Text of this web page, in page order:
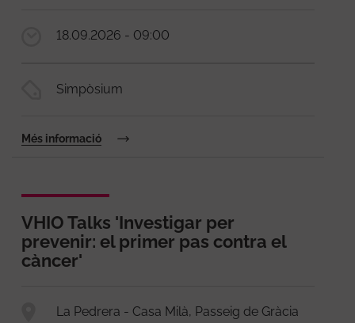
18.09.2026 - 09:00
Simpòsium
Més informació
VHIO Talks 'Investigar per
prevenir: el primer pas contra el
càncer'
La Pedrera - Casa Milà, Passeig de Gràcia